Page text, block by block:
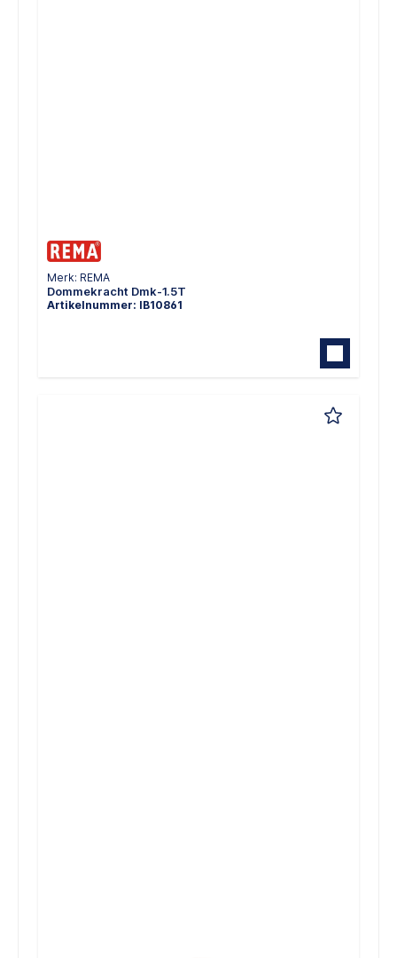
Merk: REMA
Dommekracht Dmk-1.5T
Artikelnummer: IB10861